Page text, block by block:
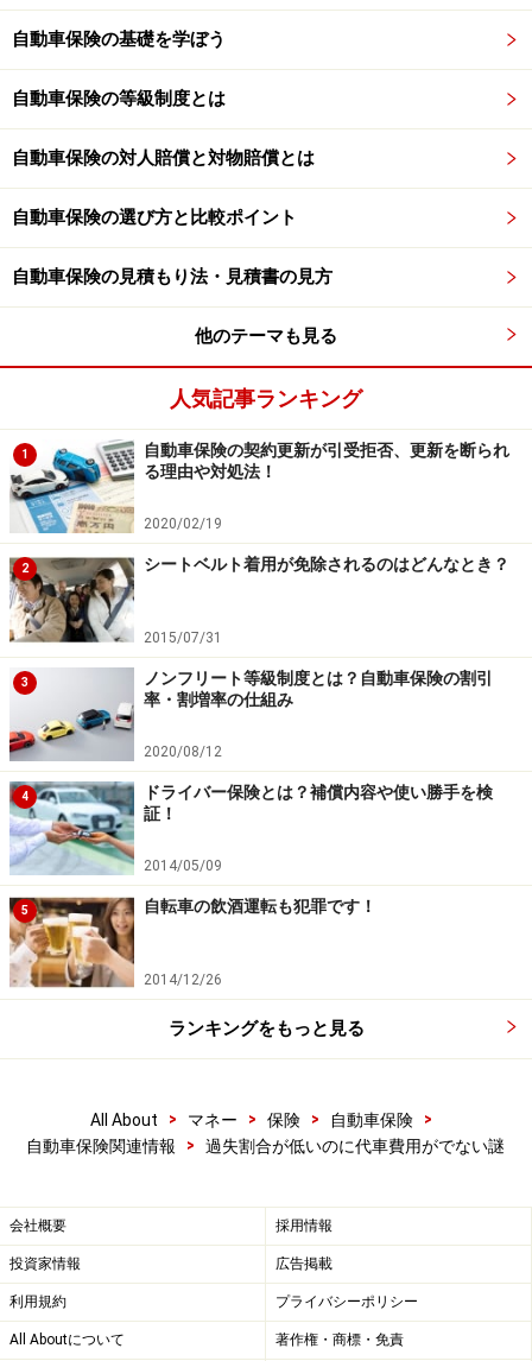
自動車保険の基礎を学ぼう
自動車保険の等級制度とは
自動車保険の対人賠償と対物賠償とは
自動車保険の選び方と比較ポイント
自動車保険の見積もり法・見積書の見方
他のテーマも見る
人気記事ランキング
1
自動車保険の契約更新が引受拒否、更新を断られ
る理由や対処法！
2020/02/19
2 シートベルト着用が免除されるのはどんなとき？
2015/07/31
3
ノンフリート等級制度とは？自動車保険の割引
率・割増率の仕組み
2020/08/12
4
ドライバー保険とは？補償内容や使い勝手を検
証！
2014/05/09
5 自転車の飲酒運転も犯罪です！
2014/12/26
ランキングをもっと見る
All About > マネー > 保険 > 自動車保険
>
自動車保険関連情報
> 過失割合が低いのに代車費用がでない謎
会社概要 採用情報
投資家情報 広告掲載
利用規約 プライバシーポリシー
All Aboutについて 著作権・商標・免責